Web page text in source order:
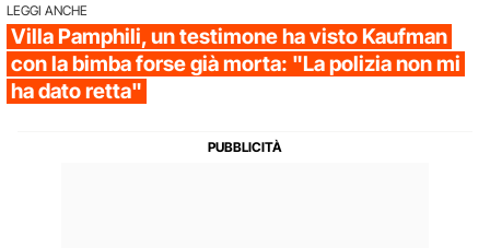
LEGGI ANCHE
Villa Pamphili, un testimone ha visto Kaufman
con la bimba forse già morta: "La polizia non mi
ha dato retta"